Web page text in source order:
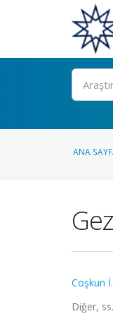
Ara
ANA
Coşkun İ.
Diğer,